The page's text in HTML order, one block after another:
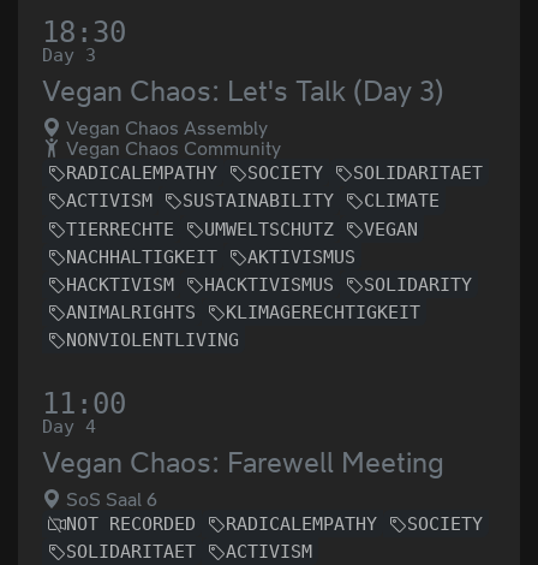
18:30
Day 3
Vegan Chaos: Let's Talk (Day 3)
Vegan Chaos Assembly
Vegan Chaos Community
RADICALEMPATHY SOCIETY
SOLIDARITAET
ACTIVISM
SUSTAINABILITY
CLIMATE
TIERRECHTE
UMWELTSCHUTZ
VEGAN
NACHHALTIGKEIT
AKTIVISMUS
HACKTIVISM
HACKTIVISMUS
SOLIDARITY
ANIMALRIGHTS
KLIMAGERECHTIGKEIT
NONVIOLENTLIVING
11:00
Day 4
Vegan Chaos: Farewell Meeting
SoS Saal 6
NOT RECORDED RADICALEMPATHY
SOCIETY
SOLIDARITAET
ACTIVISM